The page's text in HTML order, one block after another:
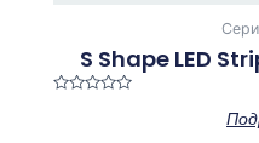
S Shape LED